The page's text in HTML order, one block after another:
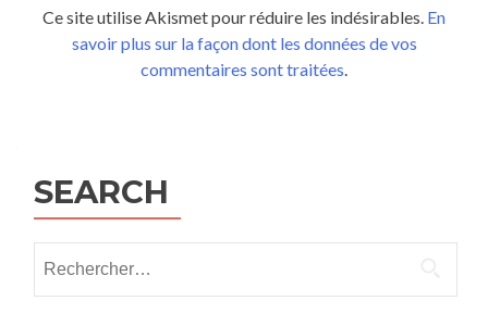
Ce site utilise Akismet pour réduire les indésirables. En
savoir plus sur la façon dont les données de vos
commentaires sont traitées.
SEARCH